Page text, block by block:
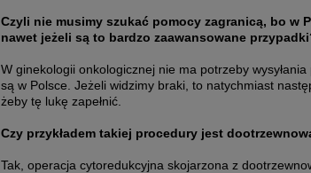
Czyli nie musimy szukać pomocy zagranicą, bo w
nawet jeżeli są to bardzo zaawansowane
W ginekologii onkologicznej nie ma potrzeby
są w Polsce. Jeżeli widzimy braki, to natychmiast
żeby tę lukę zapełnić.
Czy przykładem takiej procedury jest
Tak, operacja cytoredukcyjna skojarzona z